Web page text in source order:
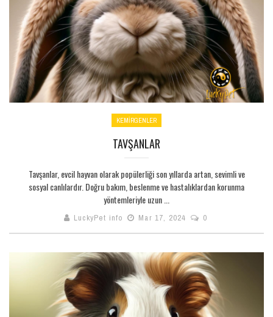
KEMİRGENLER
TAVŞANLAR
Tavşanlar, evcil hayvan olarak popülerliği son yıllarda artan, sevimli ve
sosyal canlılardır. Doğru bakım, beslenme ve hastalıklardan korunma
yöntemleriyle uzun ...
LuckyPet info Mar 17, 2024 0